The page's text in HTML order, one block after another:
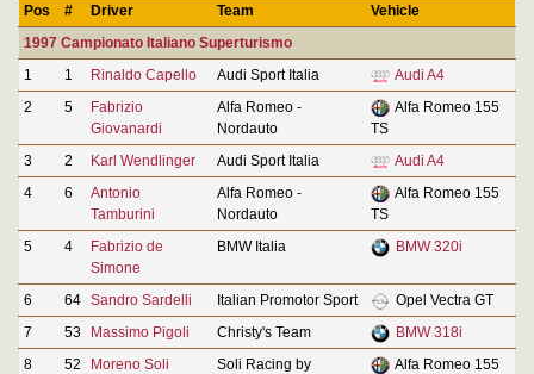
Pos # Driver Team
Vehicle
1997 Campionato Italiano Superturismo
1
1 Rinaldo Capello Audi Sport Italia
Audi A4
2
5
Fabrizio
Giovanardi
Alfa Romeo -
Nordauto
Alfa Romeo 155
TS
3
2 Karl Wendlinger Audi Sport Italia
Audi A4
4
6
Antonio
Tamburini
Alfa Romeo -
Nordauto
Alfa Romeo 155
TS
5
4
Fabrizio de
Simone
BMW Italia BMW 320i
6 64 Sandro Sardelli Italian Promotor Sport
Opel Vectra GT
7
53 Massimo Pigoli Christy's Team
BMW 318i
8
52 Moreno Soli
Soli Racing by
Alfa Romeo 155